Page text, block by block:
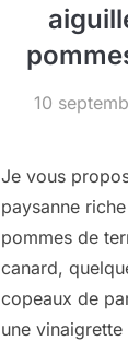
10
Je vous
paysanne
pommes de
canard,
copeaux de
une vinaigrette